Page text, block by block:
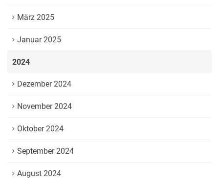
März 2025
Januar 2025
2024
Dezember 2024
November 2024
Oktober 2024
September 2024
August 2024